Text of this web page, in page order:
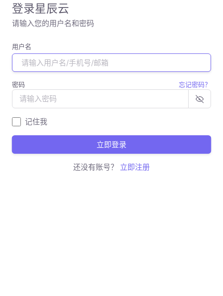
登录星辰云
请输入您的用户名和密码
用户名
密码 忘记密码？
记住我
立即登录
还没有账号？ 立即注册